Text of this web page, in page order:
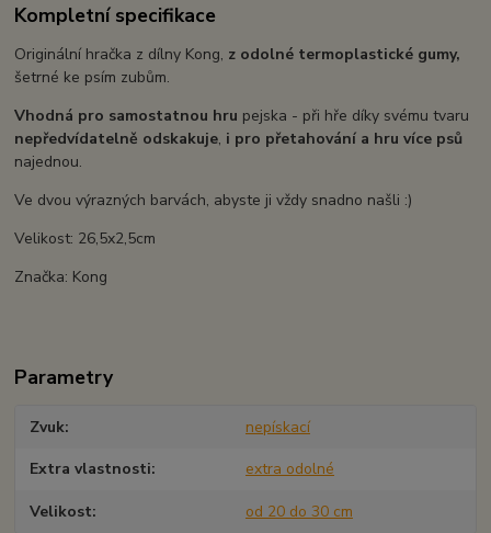
Kompletní specifikace
Originální hračka z dílny Kong, z odolné termoplastické gumy,
šetrné ke psím zubům.
Vhodná pro samostatnou hru pejska - při hře díky svému tvaru
nepředvídatelně odskakuje, i pro přetahování a hru více psů
najednou.
Ve dvou výrazných barvách, abyste ji vždy snadno našli :)
Velikost: 26,5x2,5cm
Značka: Kong
Parametry
Zvuk nepískací
Extra vlastnosti extra odolné
Velikost od 20 do 30 cm